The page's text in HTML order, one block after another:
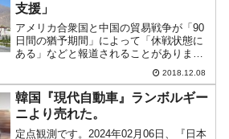
支援」
アメリカ合衆国と中国の貿易戦争が「90
日間の猶予期間」によって「休戦状態に
ある」などと報道されることがあります
が、これは正確ではありません。一見、
合衆国は対中国貿易赤字を減らすべく貿
易戦争を行っているように見えますが、
その本質は貿易戦争では...
2018.12.08
韓国『現代自動車』ランボルギー
ニより売れた。
定点観測です。2024年02月06日、『日本